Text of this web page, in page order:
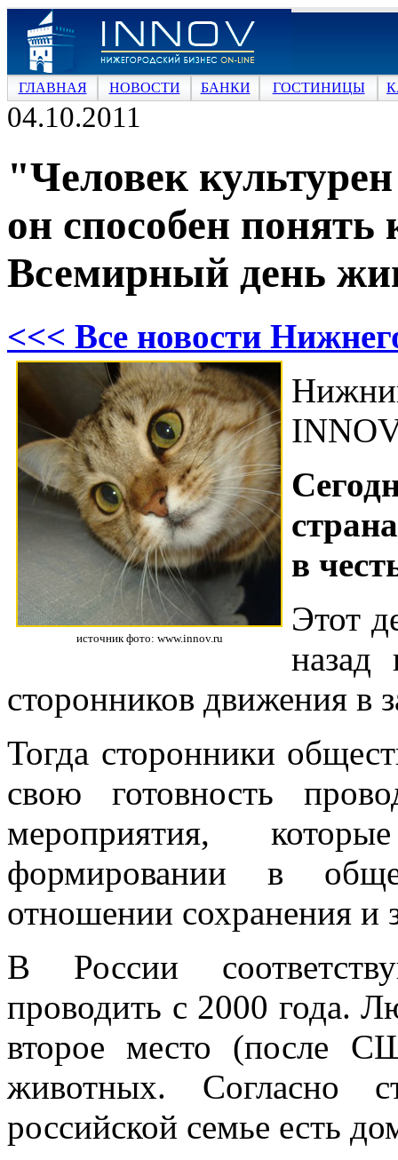
ГЛАВНАЯ НОВОСТИ БАНКИ ГОСТИНИЦЫ
04.10.2011
"Человек
он способен
Всемирный день
<<< Все новости
источник фото: www.innov.ru
в
Этот
назад
сторонников движения в
Тогда сторонники
свою готовность
мероприятия,
формировании в
отношении сохранения
В России
проводить с 2000 года.
второе место (после
животных. Согласно
российской семье есть